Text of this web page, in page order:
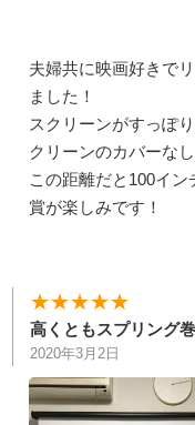
夫婦共に映画好きで
ました！
スクリーンがすっぽ
クリーンのカバーなし
この距離だと100イ
賞が楽しみです！
★★★★★
高くともスプリング
2020年3月2日